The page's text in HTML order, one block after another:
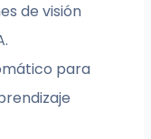
de visión
para